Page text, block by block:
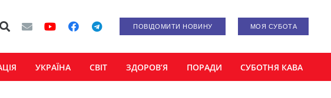
ПОВІДОМИТИ НОВИНУ МОЯ СУБОТА
УКРАЇНА СВІТ ЗДОРОВ’Я ПОРАДИ СУБОТНЯ КАВА